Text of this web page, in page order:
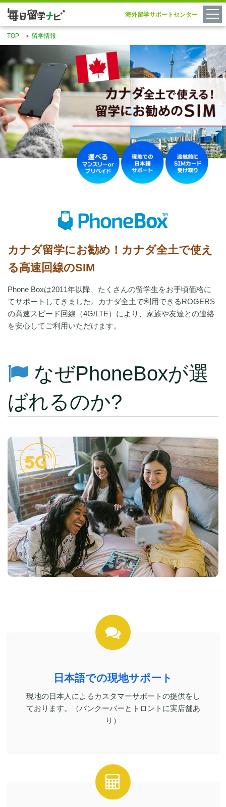
海外留学サポートセンター
TOP ＞ 留学情報
カナダ留学にお勧め！カナダ全土で使え
る高速回線のSIM
Phone Boxは2011年以降、たくさんの留学生をお手頃価格に
てサポートしてきました。カナダ全土で利用できるROGERS
の高速スピード回線（4G/LTE）により、家族や友達との連絡
を安心してご利用いただけます。
なぜPhoneBoxが選
ばれるのか?
日本語での現地サポート
現地の日本人によるカスタマーサポートの提供をし
ております。（バンクーバーとトロントに実店舗あ
り）